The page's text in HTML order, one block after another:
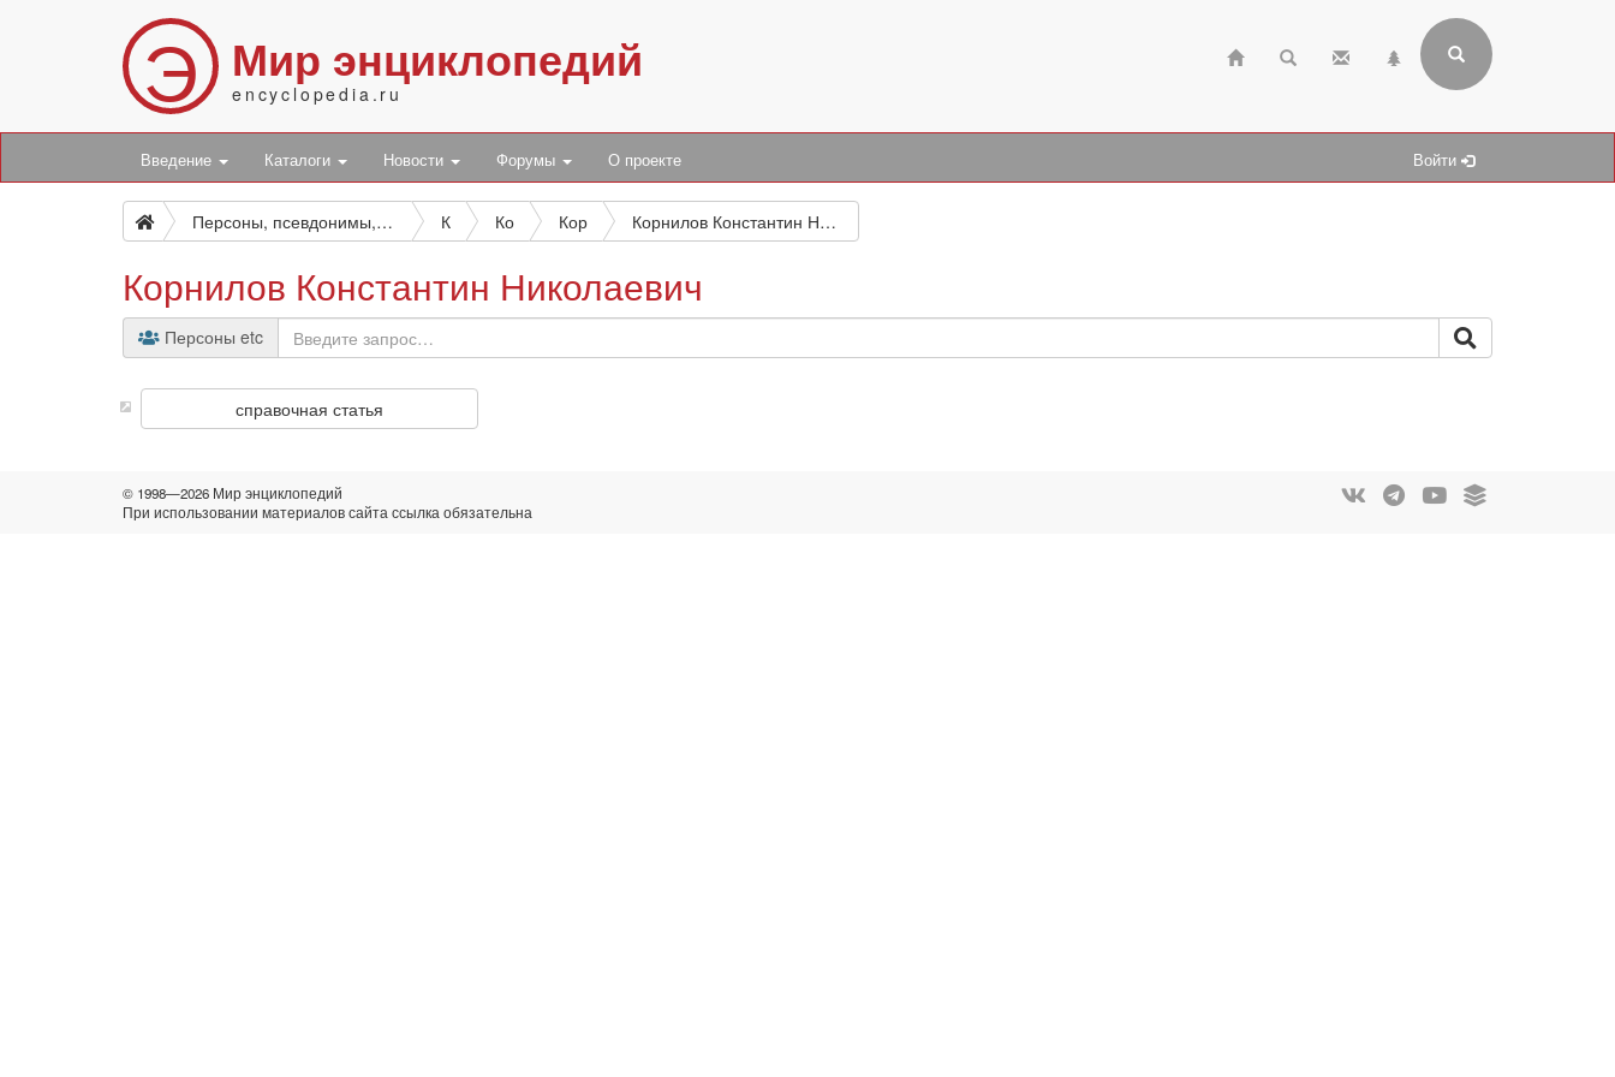
Э Мир энциклопедий
encyclopedia.ru
Введение Каталоги Новости Форумы О проекте Войти
Персоны, псевдонимы, персонажи и боты К Ко Кор Корнилов Константин Николаевич
Корнилов Константин Николаевич
Персоны etc
справочная статья
© 1998—2026 Мир энциклопедий
При использовании материалов сайта ссылка обязательна